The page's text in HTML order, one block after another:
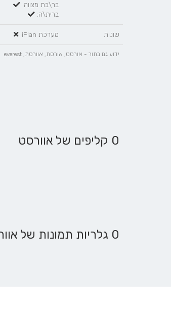
בר\בת מצווה:
ברית\ה:
שונות מערכת iPlan:
ידוע גם בתור - אורסט, אורסת, אוורסת, everest
0 קליפים של אוורסט
0 גלריות תמונות של אוורסט